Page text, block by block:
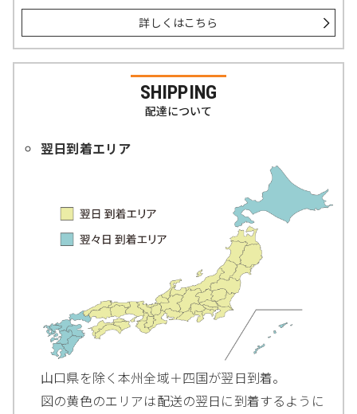
詳しくはこちら
SHIPPING
配達について
翌日到着エリア
山口県を除く本州全域＋四国が翌日到着。
図の黄色のエリアは配送の翌日に到着するように